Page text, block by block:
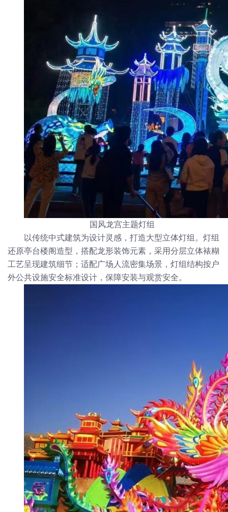
国风龙宫主题灯组
以传统中式建筑为设计灵感，打造大型立体灯组。灯组
还原亭台楼阁造型，搭配龙形装饰元素，采用分层立体裱糊
工艺呈现建筑细节；适配广场人流密集场景，灯组结构按户
外公共设施安全标准设计，保障安装与观赏安全。